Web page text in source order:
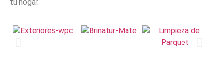
tu hogar.